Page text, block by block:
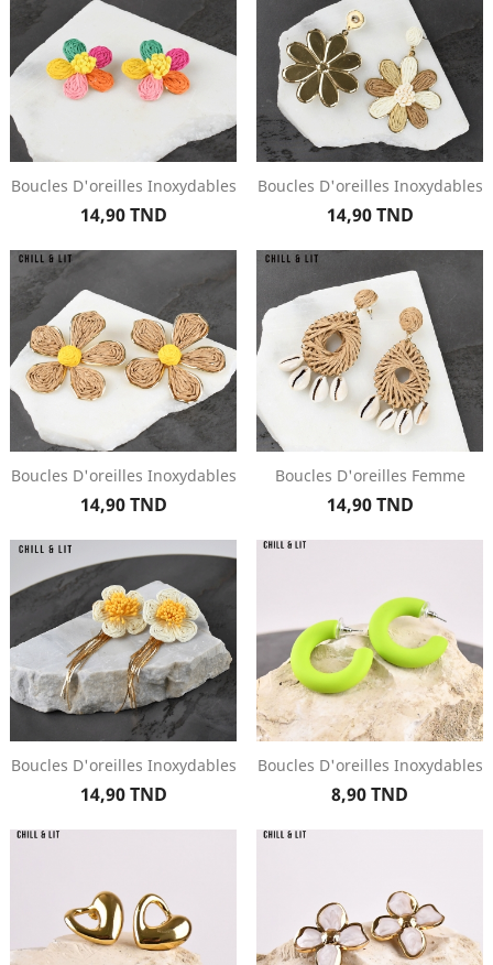
Boucles D'oreilles Inoxydables
Prix
14,90 TND
Boucles D'oreilles Inoxydables
Prix
14,90 TND
Boucles D'oreilles Inoxydables
Prix
14,90 TND
Boucles D'oreilles Femme
Prix
14,90 TND
Boucles D'oreilles Inoxydables
Prix
14,90 TND
Boucles D'oreilles Inoxydables
Prix
8,90 TND